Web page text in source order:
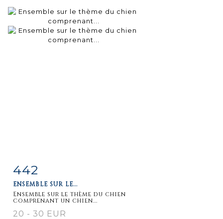
Fiche
442
ENSEMBLE SUR LE...
Ensemble sur le thème du chien
comprenant un chien...
20 - 30 EUR